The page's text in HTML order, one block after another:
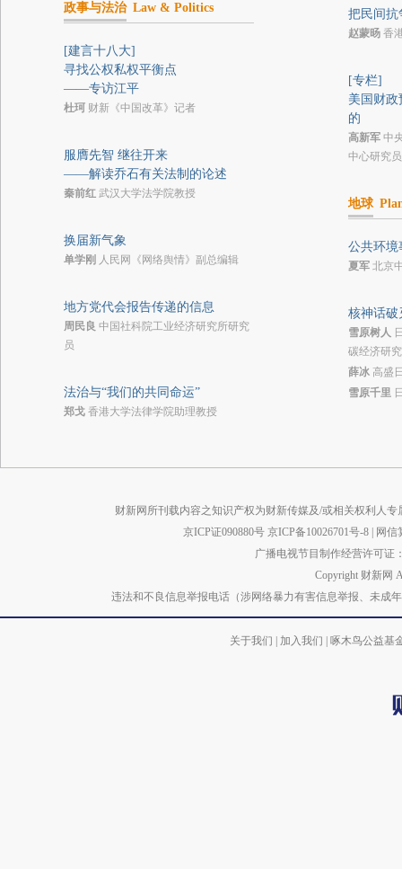
政事与法治 Law & Politics
[建言十八大]
寻找公权私权平衡点
——专访江平
杜珂 财新《中国改革》记者
服膺先智 继往开来
——解读乔石有关法制的论述
秦前红 武汉大学法学院教授
换届新气象
单学刚 人民网《网络舆情》副总编辑
地方党代会报告传递的信息
周民良 中国社科院工业经济研究所研究
员
法治与“我们的共同命运”
郑戈 香港大学法律学院助理教授
把民间抗
赵蒙旸 香
[专栏]
美国财
的
高新军 中
中心研究员
地球
公共环境
夏军 北京
核神话破
雪原树人
碳经济研
薛冰 高盛
雪原千里
财新网所刊载内容之知识产权为财新传媒及/或相关权利人
京ICP证090880号 京ICP备10026701号-8
网信
广播电视节目制作经营许可证
Copyright 财新网
违法和不良信息举报电话（涉网络暴力有害信息举报、未成
关于我们 加入我们 啄木鸟公益基